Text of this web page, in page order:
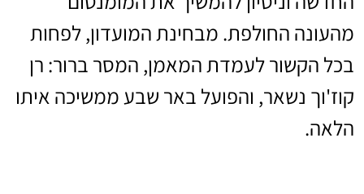
מהעונה החולפת. מבחינת המועדון, לפחות
בכל הקשור לעמדת המאמן, המסר ברור: רן
קוז'וך נשאר, והפועל באר שבע ממשיכה איתו
הלאה.